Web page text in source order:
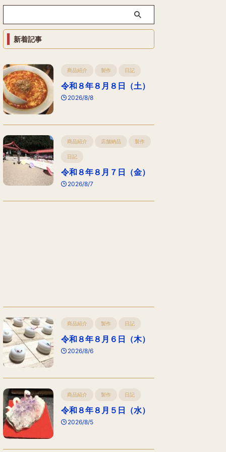
新着記事
商品紹介 製作 日記
令和８年８月８日（土）
2026/8/8
商品紹介 店舗納品 製作
日記
令和８年８月７日（金）
2026/8/7
商品紹介 製作 日記
令和８年８月６日（木）
2026/8/6
商品紹介 製作 日記
令和８年８月５日（水）
2026/8/5